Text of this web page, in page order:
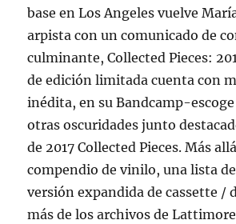
base en Los Angeles vuelve
arpista con un comunicado de
culminante, Collected Pieces:
de edición limitada cuenta con
inédita, en su Bandcamp-
otras oscuridades junto
de 2017 Collected Pieces. Más
compendio de vinilo, una lista
versión expandida de cassette /
más de los archivos de